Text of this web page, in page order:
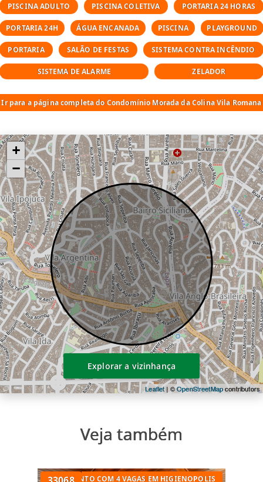
PISCINA ADULTO PISCINA COLETIVA PORTARIA 24 HORAS
PORTARIA 24H ÁGUA ENCANADA PISCINA PLAYGROUND
PORTARIA SALÃO DE FESTAS SISTEMA CONTRA INCÊNDIO
SISTEMA DE ALARME ZELADOR
Ir para a página completa do Condomínio Morada da Colina Vila Romana
+
−
Leaflet| ©OpenStreetMapcontributors
Explorar a vizinhança
Veja também
APARTAMENTO COM 4 VAGAS EM HIGIENOPOLIS